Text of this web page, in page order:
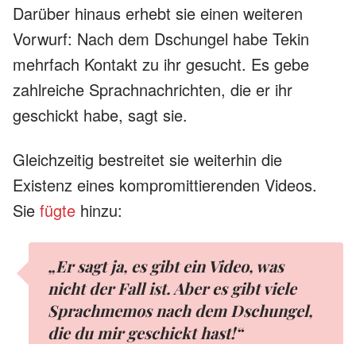
Darüber hinaus erhebt sie einen weiteren
Vorwurf: Nach dem Dschungel habe Tekin
mehrfach Kontakt zu ihr gesucht. Es gebe
zahlreiche Sprachnachrichten, die er ihr
geschickt habe, sagt sie.
Gleichzeitig bestreitet sie weiterhin die
Existenz eines kompromittierenden Videos.
Sie fügte hinzu:
„Er sagt ja, es gibt ein Video, was
nicht der Fall ist. Aber es gibt viele
Sprachmemos nach dem Dschungel,
die du mir geschickt hast!“